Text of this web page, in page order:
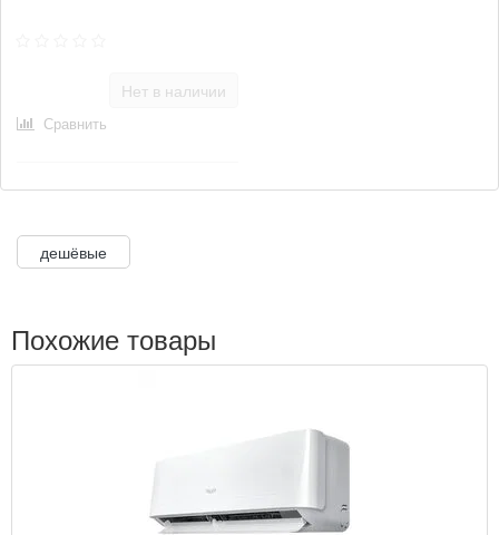
Нет в наличии
Сравнить
дешёвые
Похожие товары